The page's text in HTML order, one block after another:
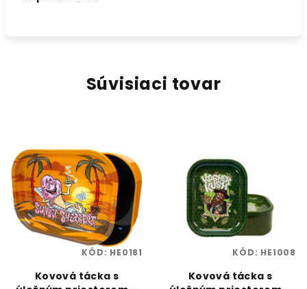
Súvisiaci tovar
Kovová tácka s
KÓD: HE0181
Kovová tácka s
KÓD: HE1008